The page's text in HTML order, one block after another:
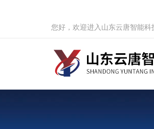
您好，欢迎进入山东云唐智能科